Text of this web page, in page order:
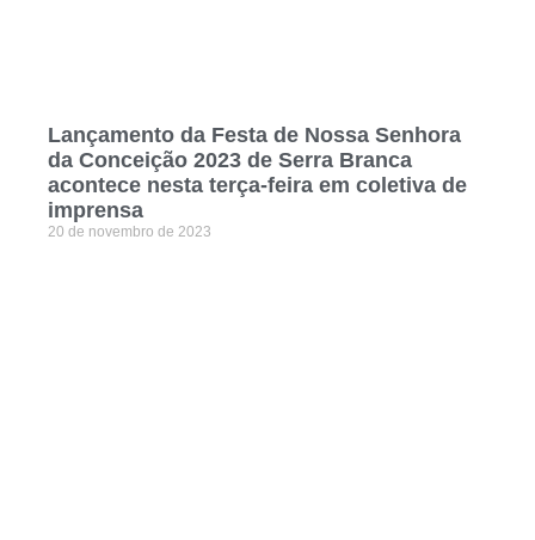
Lançamento da Festa de Nossa Senhora
da Conceição 2023 de Serra Branca
acontece nesta terça-feira em coletiva de
imprensa
20 de novembro de 2023